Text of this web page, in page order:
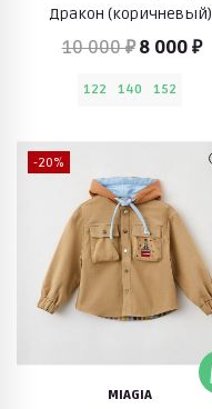
Дракон (коричневый)
10 000 ₽ 8 000 ₽
122 140 152
-20%
MIAGIA